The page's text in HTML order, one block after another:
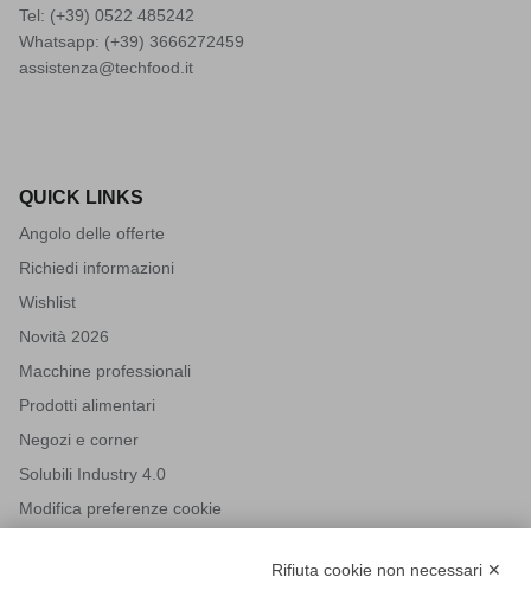
Tel: (+39) 0522 485242
Whatsapp: (+39) 3666272459
assistenza@techfood.it
QUICK LINKS
Angolo delle offerte
Richiedi informazioni
Wishlist
Novità 2026
Macchine professionali
Prodotti alimentari
Negozi e corner
Solubili Industry 4.0
Modifica preferenze cookie
Rifiuta cookie non necessari ✕